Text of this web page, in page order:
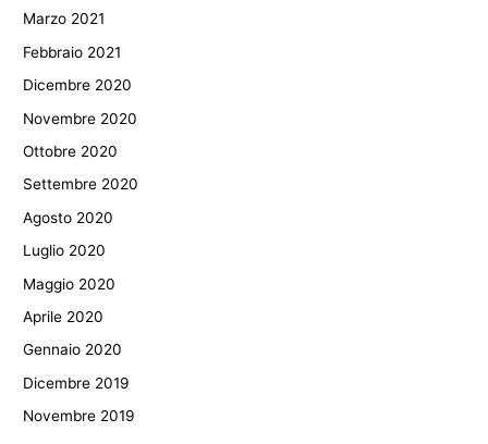
Marzo 2021
Febbraio 2021
Dicembre 2020
Novembre 2020
Ottobre 2020
Settembre 2020
Agosto 2020
Luglio 2020
Maggio 2020
Aprile 2020
Gennaio 2020
Dicembre 2019
Novembre 2019